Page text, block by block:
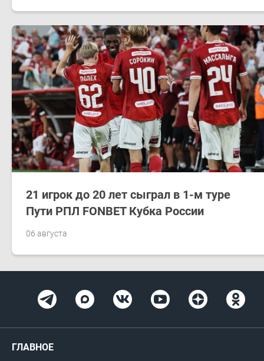
06 августа
21 игрок до 20 лет сыграл в 1-м туре
Пути РПЛ FONBET Кубка России
ГЛАВНОЕ